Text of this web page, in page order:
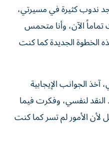
ندوب كثيرة في مسيرتي،
الآن، وأنا متحمس
الخطوة الجديدة كما كنت
الجوانب الإيجابية
لنفسي، وفكرت فيما
لأن الأمور لم تسر كما كنت